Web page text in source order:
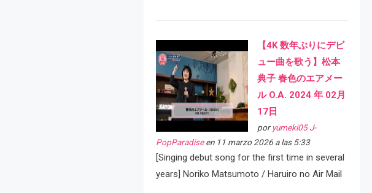
【4K 数年ぶりにデビ
ュー曲を歌う】松本
典子 春色のエアメー
ル O.A. 2024 年 02月
17日
por yumeki05 J-
PopParadiseen 11 marzo 2026 a las 5:33
[Singing debut song for the first time in several
years] Noriko Matsumoto / Haruiro no Air Mail